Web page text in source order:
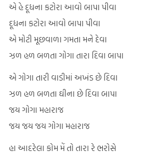
એ હે દૂધના કટોરા આવો બાપા પીવા
દૂધના કટોરા આવો બાપા પીવા
એ મોટી મૂછવાળા ગમતા મને દેવા
ઝળ હળ બળતા ગોગા તારા દિવા બાપા
એ ગોગા તારી વાડીમાં અખંડ છે દિવા
ઝળ હળ બળતા ઘીના છે દિવા બાપા
જય ગોગા મહારાજ
જય જય જય ગોગા મહારાજ
હા આદરેલા કોમ મેં તો તારા રે ભરોસે